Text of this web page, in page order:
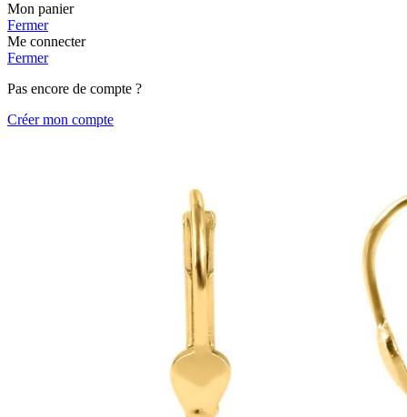
Mon panier
Fermer
Me connecter
Fermer
Pas encore de compte ?
Créer mon compte